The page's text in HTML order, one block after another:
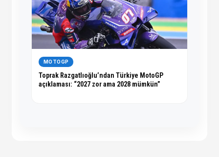
MOTOGP
Toprak Razgatlıoğlu’ndan Türkiye MotoGP
açıklaması: “2027 zor ama 2028 mümkün”